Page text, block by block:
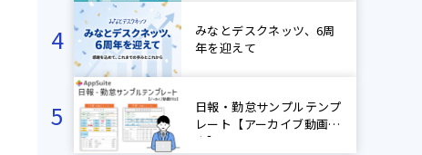
内アプリ紹介】
みなとデスクネッツ、6周
年を迎えて
日報・勤怠サンプルテンプ
レート【アーカイブ動画付
き】